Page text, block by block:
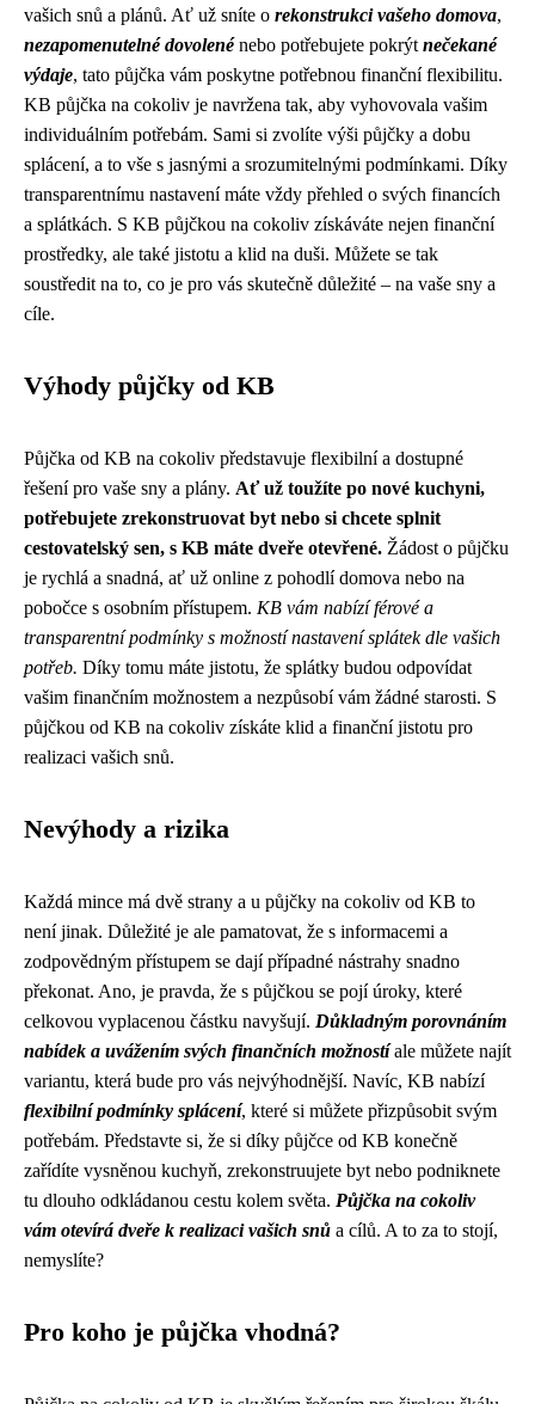
vašich snů a plánů. Ať už sníte o rekonstrukci vašeho domova,
nezapomenutelné dovolenénebo potřebujete pokrýt nečekané
výdaje, tato půjčka vám poskytne potřebnou finanční flexibilitu.
KB půjčka na cokoliv je navržena tak, aby vyhovovala vašim
individuálním potřebám. Sami si zvolíte výši půjčky a dobu
splácení, a to vše s jasnými a srozumitelnými podmínkami. Díky
transparentnímu nastavení máte vždy přehled o svých financích
a splátkách. S KB půjčkou na cokoliv získáváte nejen finanční
prostředky, ale také jistotu a klid na duši. Můžete se tak
soustředit na to, co je pro vás skutečně důležité – na vaše sny a
cíle.
Výhody půjčky od KB
Půjčka od KB na cokoliv představuje flexibilní a dostupné
řešení pro vaše sny a plány. Ať už toužíte po nové kuchyni,
potřebujete zrekonstruovat byt nebo si chcete splnit
cestovatelský sen, s KB máte dveře otevřené. Žádost o půjčku
je rychlá a snadná, ať už online z pohodlí domova nebo na
pobočce s osobním přístupem. KB vám nabízí férové a
transparentní podmínky s možností nastavení splátek dle vašich
potřeb. Díky tomu máte jistotu, že splátky budou odpovídat
vašim finančním možnostem a nezpůsobí vám žádné starosti. S
půjčkou od KB na cokoliv získáte klid a finanční jistotu pro
realizaci vašich snů.
Nevýhody a rizika
Každá mince má dvě strany a u půjčky na cokoliv od KB to
není jinak. Důležité je ale pamatovat, že s informacemi a
zodpovědným přístupem se dají případné nástrahy snadno
překonat. Ano, je pravda, že s půjčkou se pojí úroky, které
celkovou vyplacenou částku navyšují. Důkladným porovnáním
nabídek a uvážením svých finančních možnostíale můžete najít
variantu, která bude pro vás nejvýhodnější. Navíc, KB nabízí
flexibilní podmínky splácení, které si můžete přizpůsobit svým
potřebám. Představte si, že si díky půjčce od KB konečně
zařídíte vysněnou kuchyň, zrekonstruujete byt nebo podniknete
tu dlouho odkládanou cestu kolem světa. Půjčka na cokoliv
vám otevírá dveře k realizaci vašich snů a cílů. A to za to stojí,
nemyslíte?
Pro koho je půjčka vhodná?